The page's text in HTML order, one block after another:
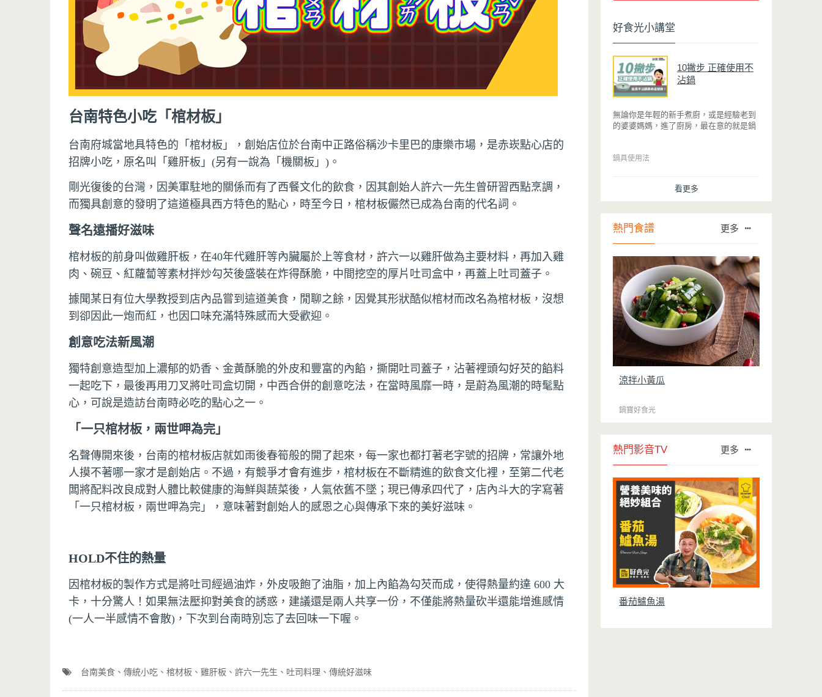
台南特色小吃「棺材板」
台南府城當地具特色的「棺材板」，創始店位於台南中正路俗稱沙卡里巴的康樂市場，是赤崁點心店的
招牌小吃，原名叫「雞肝板」(另有一說為「機關板」)。
剛光復後的台灣，因美軍駐地的關係而有了西餐文化的飲食，因其創始人許六一先生曾研習西點烹調，
而獨具創意的發明了這道極具西方特色的點心，時至今日，棺材板儼然已成為台南的代名詞。
聲名遠播好滋味
棺材板的前身叫做雞肝板，在40年代雞肝等內臟屬於上等食材，許六一以雞肝做為主要材料，再加入雞
肉、碗豆、紅蘿蔔等素材拌炒勾芡後盛裝在炸得酥脆，中間挖空的厚片吐司盒中，再蓋上吐司蓋子。
據聞某日有位大學教授到店內品嘗到這道美食，閒聊之餘，因覺其形狀酷似棺材而改名為棺材板，沒想
到卻因此一炮而紅，也因口味充滿特殊感而大受歡迎。
創意吃法新風潮
獨特創意造型加上濃郁的奶香、金黃酥脆的外皮和豐富的內餡，撕開吐司蓋子，沾著裡頭勾好芡的餡料
一起吃下，最後再用刀叉將吐司盒切開，中西合併的創意吃法，在當時風靡一時，是蔚為風潮的時髦點
心，可說是造訪台南時必吃的點心之一。
「一只棺材板，兩世呷為完」
名聲傳開來後，台南的棺材板店就如雨後春筍般的開了起來，每一家也都打著老字號的招牌，常讓外地
人摸不著哪一家才是創始店。不過，有競爭才會有進步，棺材板在不斷精進的飲食文化裡，至第二代老
闆將配料改良成對人體比較健康的海鮮與蔬菜後，人氣依舊不墜；現已傳承四代了，店內斗大的字寫著
「一只棺材板，兩世呷為完」，意味著對創始人的感恩之心與傳承下來的美好滋味。
HOLD不住的熱量
因棺材板的製作方式是將吐司經過油炸，外皮吸飽了油脂，加上內餡為勾芡而成，使得熱量約達 600 大
卡，十分驚人！如果無法壓抑對美食的誘惑，建議還是兩人共享一份，不僅能將熱量砍半還能增進感情
(一人一半感情不會散)，下次到台南時別忘了去回味一下喔。
台南美食 傳統小吃 棺材板 雞肝板 許六一先生 吐司料理 傳統好滋味
好食光小講堂
10撇步 正確使用不
沾鍋
無論你是年輕的新手煮廚，或是經驗老到
的婆婆媽媽，進了廚房，最在意的就是鍋
的問題後，就深受普羅大眾的喜愛，而鍋
金鑽不沾系列的鍋具，更年年穩居銷售排
您！
鍋具使用法
看更多
熱門食譜 更多
涼拌小黃瓜
鍋寶好食光
熱門影音TV 更多
番茄鱸魚湯